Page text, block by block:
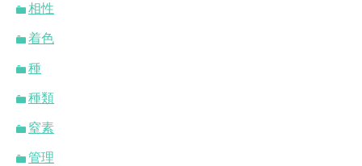
相性
着色
種
種類
窒素
管理